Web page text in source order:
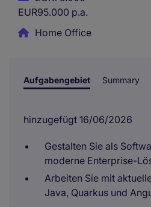
EUR95.000 p.a.
Home Office
Aufgabengebiet Summary
hinzugefügt 16/06/2026
Gestalten Sie als
moderne Enterprise-
Arbeiten Sie mit
Java, Quarkus und